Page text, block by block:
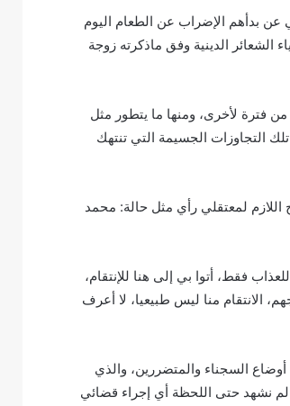
عن بدأهم الإضراب عن الطعام اليوم
الشعائر الدينية وفق ماذكرته زوجة
فترة لأخرى، ومنها ما يتطور مثل
التجاوزات الجسيمة التي تنتهك
لمعتقلي رأي مثل حالة: محمد
فقط، أتوا بي إلى هنا للإنتقام،
8، يتصرفون معنا حسب مزاجهم، الانتقام منا ليس طبيعيا، لا أعرف
السجناء والمتضررين، والذي
لم نشهد حتى اللحظة أي إجراء قضائي